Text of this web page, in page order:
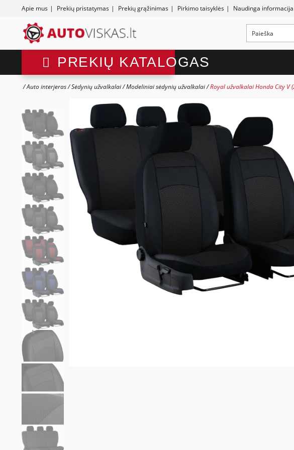
Apie mus | Prekių pristatymas | Prekių grąžinimas | Pirkimo taisyklės | Naudinga
PREKIŲ KATALOGAS
Auto interjeras Sėdynių užvalkalai Modeliniai sėdynių užvalkalai Royal užvalkalai Honda City V